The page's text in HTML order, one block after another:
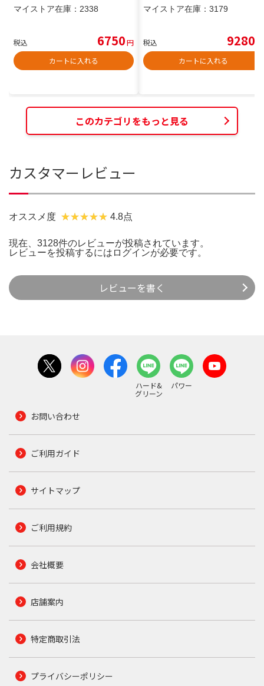
マイストア在庫： 2338
税込 6750円
カートに入れる
マイストア在庫： 3179
税込 9280
カートに入れる
このカテゴリをもっと見る
カスタマーレビュー
オススメ度 4.8点
現在、3128件のレビューが投稿されています。
レビューを投稿するには ログインが必要です。
レビューを書く
ハード&
グリーン
パワー
お問い合わせ
ご利用ガイド
サイトマップ
ご利用規約
会社概要
店舗案内
特定商取引法
プライバシーポリシー